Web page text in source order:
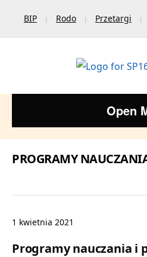
BIP Rodo Przetargi
Open
PROGRAMY
1 kwietnia 2021
Programy nauczania i